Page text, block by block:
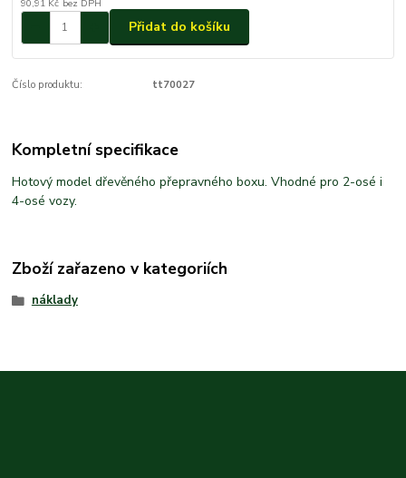
90,91 Kč bez DPH
Přidat do košíku
Číslo produktu: tt70027
Kompletní specifikace
Hotový model dřevěného přepravného boxu. Vhodné pro 2-osé i
4-osé vozy.
Zboží zařazeno v kategoriích
náklady